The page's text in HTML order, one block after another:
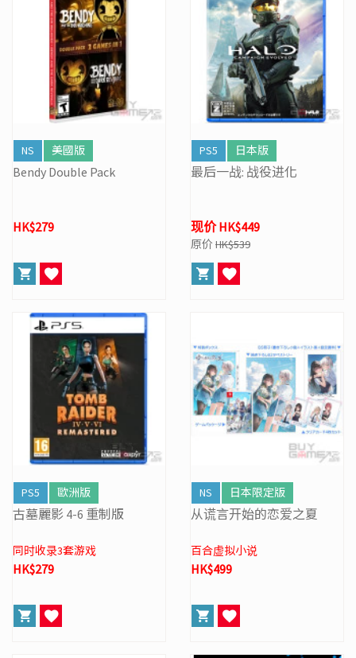
NS 美國版
Bendy Double Pack
HK$279
PS5 日本版
最后一战: 战役进化
现价 HK$449
原价 HK$539
PS5 歐洲版
古墓麗影 4-6 重制版
同时收录3套游戏
HK$279
NS 日本限定版
从谎言开始的恋爱之夏
百合虚拟小说
HK$499